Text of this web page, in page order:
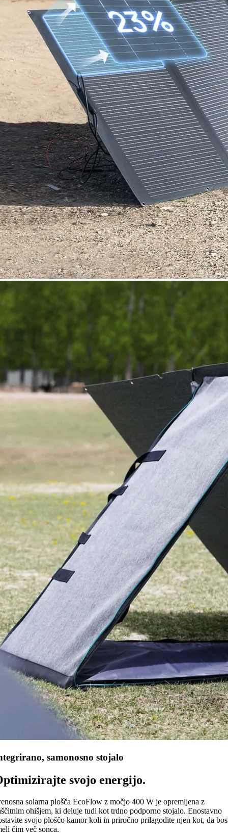
samonosno stojalo
svojo energijo.
solarna plošča EcoFlow z močjo 400 W je opremljena z
ohišjem, ki deluje tudi kot trdno podporno stojalo. Enostavno
svojo ploščo kamor koli in priročno prilagodite njen kot, da
čim več sonca.